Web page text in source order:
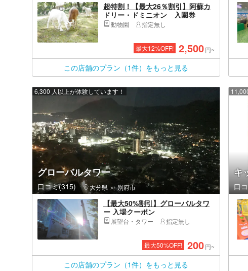
超特割！【最大26％割引】阿蘇カ
ドリー・ドミニオン 入園券
2026/4～
動物園 指定無し
最大12%OFF! 2,500円~
この店舗のプラン（1件）をもっと見る
グローバルタワー
口コミ(315) 大分県 別府市
6,300 人以上が体験しています！
【最大50%割引】グローバルタワ
ー 入場クーポン
展望台・タワー 指定無し
最大50%OFF! 200円~
この店舗のプラン（1件）をもっと見る
キ
口